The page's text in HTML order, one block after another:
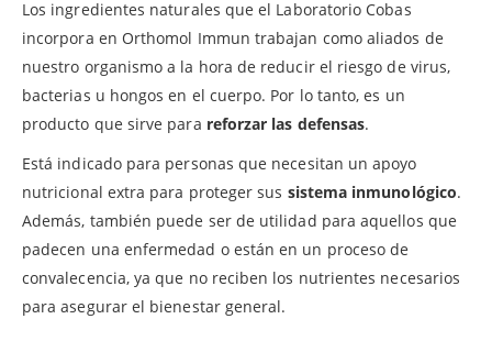
Los ingredientes naturales que el Laboratorio Cobas
incorpora en Orthomol Immun trabajan como aliados de
nuestro organismo a la hora de reducir el riesgo de virus,
bacterias u hongos en el cuerpo. Por lo tanto, es un
producto que sirve para reforzar las defensas.
Está indicado para personas que necesitan un apoyo
nutricional extra para proteger sus sistema inmunológico.
Además, también puede ser de utilidad para aquellos que
padecen una enfermedad o están en un proceso de
convalecencia, ya que no reciben los nutrientes necesarios
para asegurar el bienestar general.